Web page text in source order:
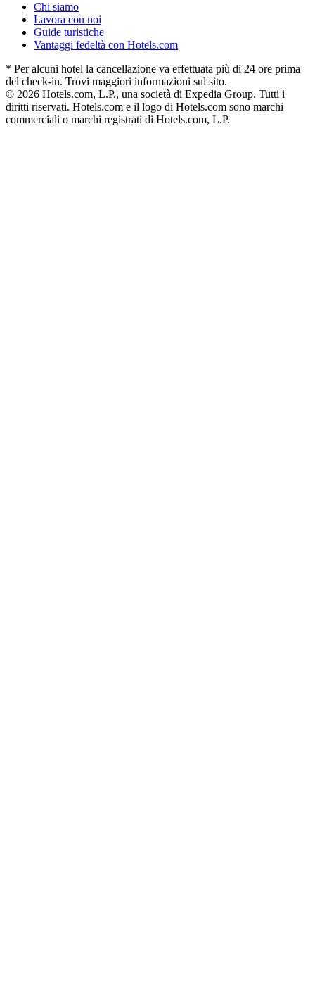
Chi siamo
Lavora con noi
Guide turistiche
Vantaggi fedeltà con Hotels.com
* Per alcuni hotel la cancellazione va effettuata più di 24 ore prima
del check-in. Trovi maggiori informazioni sul sito.
© 2026 Hotels.com, L.P., una società di Expedia Group. Tutti i
diritti riservati. Hotels.com e il logo di Hotels.com sono marchi
commerciali o marchi registrati di Hotels.com, L.P.